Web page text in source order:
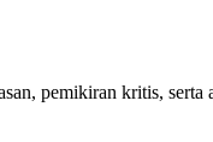
pemikiran kritis,